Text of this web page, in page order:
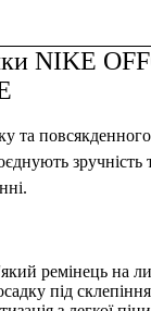
NIKE
та
зручність
ремінець на
під